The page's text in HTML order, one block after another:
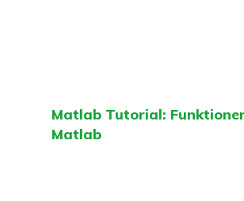
Matlab Tutorial:
Matlab